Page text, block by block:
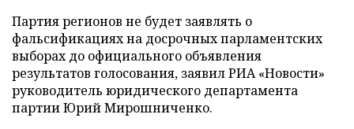
Партия регионов не будет заявлять о
фальсификациях на досрочных парламентских
выборах до официального объявления
результатов голосования, заявил РИА «Новости»
руководитель юридического департамента
партии Юрий Мирошниченко.